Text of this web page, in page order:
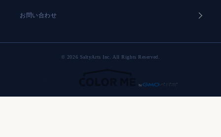
お問い合わせ
© 2026 SaltyArts Inc. All Rights Reserved.